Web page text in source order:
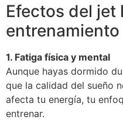
Efectos del jet
entrenamiento
1. Fatiga física y mental
Aunque hayas dormido
que la calidad del sueño
afecta tu energía, tu
entrenar.